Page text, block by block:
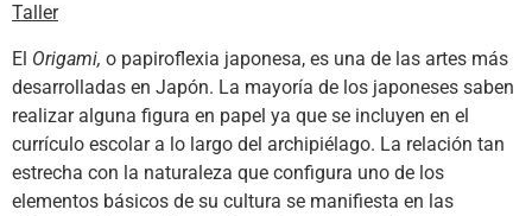
Taller
El Origami, o papiroflexia japonesa, es una de las artes más
desarrolladas en Japón. La mayoría de los japoneses saben
realizar alguna figura en papel ya que se incluyen en el
currículo escolar a lo largo del archipiélago. La relación tan
estrecha con la naturaleza que configura uno de los
elementos básicos de su cultura se manifiesta en las